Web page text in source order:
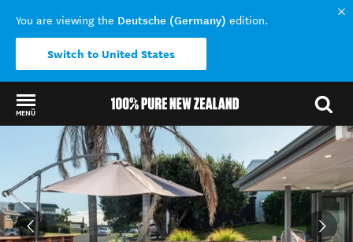
You are viewing the Deutsche (Germany) edition.
Switch to United States
MENÜ
Back to my results